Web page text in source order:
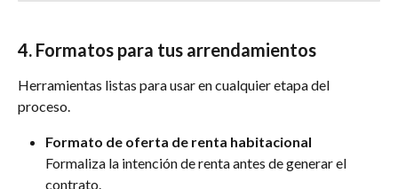
4. Formatos para tus arrendamientos
Herramientas listas para usar en cualquier etapa del
proceso.
Formato de oferta de renta habitacional
Formaliza la intención de renta antes de generar el
contrato.